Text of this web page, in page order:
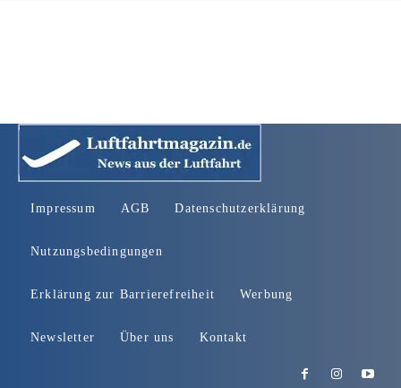
Impressum AGB Datenschutzerklärung
Nutzungsbedingungen
Erklärung zur Barrierefreiheit Werbung
Newsletter Über uns Kontakt